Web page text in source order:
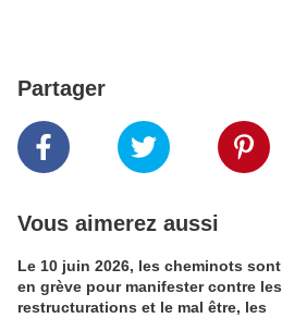
Partager
Vous aimerez aussi
Le 10 juin 2026, les cheminots sont
en grève pour manifester contre les
restructurations et le mal être, les